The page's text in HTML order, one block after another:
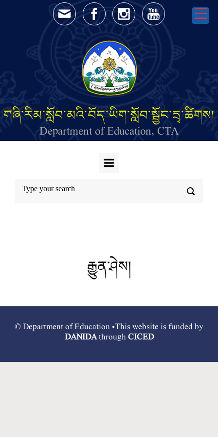
Skip to main content
གཞི་རིམ་སློབ་མའི་བོད་ཡིག་སློབ་སྦྱོང་དྲྭ་ཚིགས།
Department of Education, CTA
རྒྱུན་ཤེས།
© Department of Education •This website is funded by
DANIDAthroughCICED